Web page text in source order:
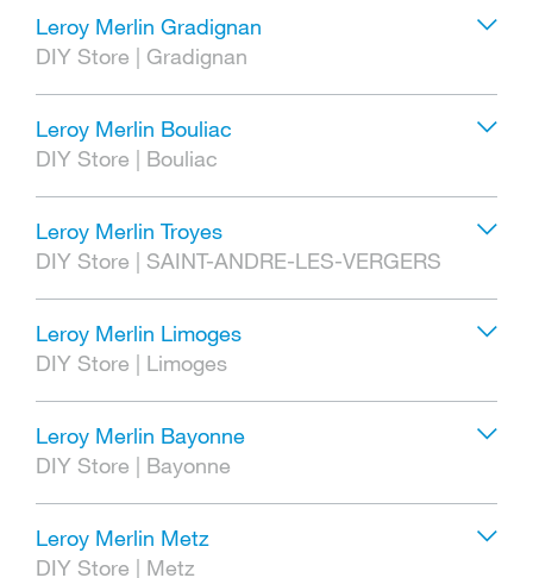
Leroy Merlin Gradignan
DIY Store | Gradignan
Leroy Merlin Bouliac
DIY Store | Bouliac
Leroy Merlin Troyes
DIY Store | SAINT-ANDRE-LES-VERGERS
Leroy Merlin Limoges
DIY Store | Limoges
Leroy Merlin Bayonne
DIY Store | Bayonne
Leroy Merlin Metz
DIY Store | Metz